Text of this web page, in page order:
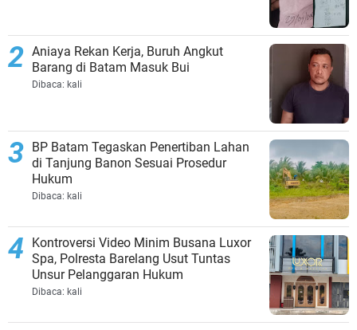
Aniaya Rekan Kerja, Buruh Angkut
Barang di Batam Masuk Bui
Dibaca: kali
BP Batam Tegaskan Penertiban Lahan
di Tanjung Banon Sesuai Prosedur
Hukum
Dibaca: kali
Kontroversi Video Minim Busana Luxor
Spa, Polresta Barelang Usut Tuntas
Unsur Pelanggaran Hukum
Dibaca: kali